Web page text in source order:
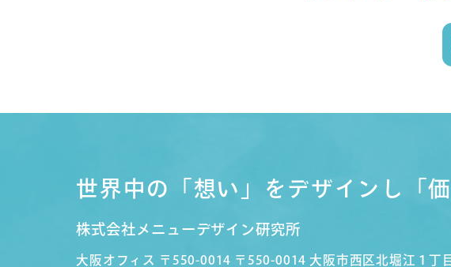
世界中の「想い」をデザインし 「
株式会社メニューデザイン研究所
大阪オフィス 〒550-0014 〒550-0014 大阪市西区北堀江１丁